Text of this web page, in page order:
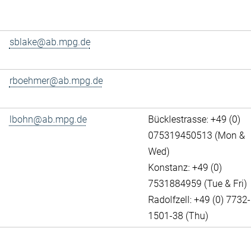
sblake@ab.mpg.de
rboehmer@ab.mpg.de
lbohn@ab.mpg.de
Bücklestrasse: +49 (0)
075319450513 (Mon &
Wed)
Konstanz: +49 (0)
7531884959 (Tue & Fri)
Radolfzell: +49 (0) 7732-
1501-38 (Thu)